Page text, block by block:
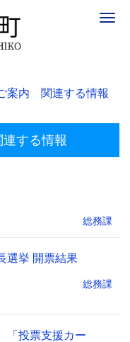
案内 関連する情報
する情報
総務課
選挙 開票結果
総務課
「投票支援カー